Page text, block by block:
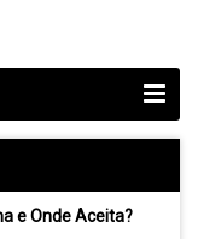
e Onde Aceita?